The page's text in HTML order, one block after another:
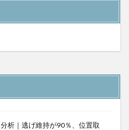
析｜逃げ維持が90％、位置取